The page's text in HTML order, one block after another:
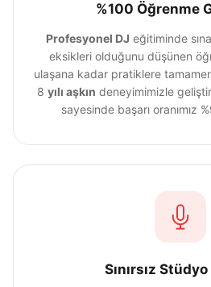
%100 Öğrenme
Profesyonel DJ eğitiminde
eksikleri olduğunu düşünen
ulaşana kadar pratiklere
8 yılı aşkın deneyimimizle
sayesinde başarı oranımız
Sınırsız